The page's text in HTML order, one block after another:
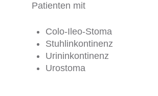
Patienten mit
Colo-Ileo-Stoma
Stuhlinkontinenz
Urininkontinenz
Urostoma